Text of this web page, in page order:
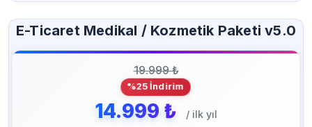
E-Ticaret Medikal / Kozmetik Paketi v5.0
19.999 ₺
%25 İndirim
14.999 ₺ / ilk yıl